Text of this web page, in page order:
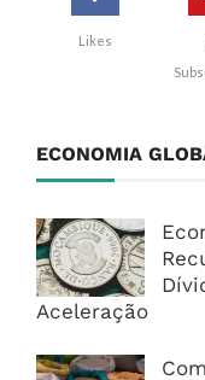
Likes
ECONOMIA
Aceleração